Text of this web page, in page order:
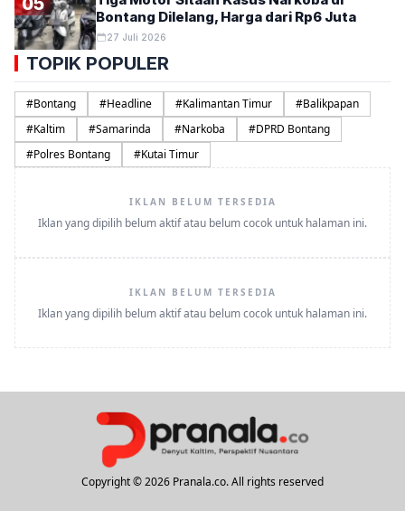
Bontang Dilelang, Harga dari Rp6 Juta
27 Juli 2026
TOPIK POPULER
#Bontang #Headline #Kalimantan Timur #Balikpapan
#Kaltim #Samarinda #Narkoba #DPRD Bontang
#Polres Bontang #Kutai Timur
IKLAN BELUM TERSEDIA
Iklan yang dipilih belum aktif atau belum cocok untuk halaman ini.
IKLAN BELUM TERSEDIA
Iklan yang dipilih belum aktif atau belum cocok untuk halaman ini.
Copyright © 2026 Pranala.co. All rights reserved